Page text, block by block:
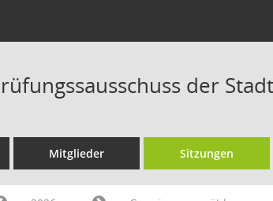
der
Mitglieder Sitzungen